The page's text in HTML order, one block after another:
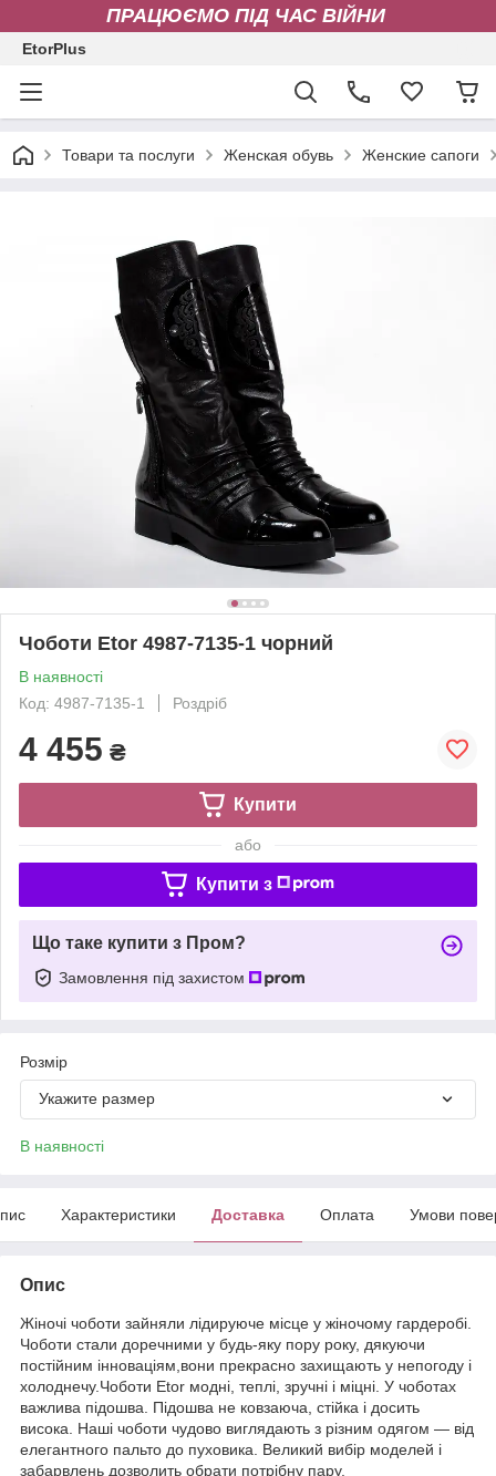
ПРАЦЮЄМО ПІД ЧАС ВІЙНИ
EtorPlus
Товари та послуги Женская обувь Женские сапоги
Чоботи Etor 4987-7135-1 чорний
В наявності
Код: 4987-7135-1
Роздріб
4 455 ₴
Купити
або
Купити з
Що таке купити з Пром?
Замовлення під захистом
Розмір
Укажите размер
В наявності
Характеристики Доставка Оплата Умови
Опис
Жіночі чоботи зайняли лідируюче місце у жіночому гардеробі.
Чоботи стали доречними у будь-яку пору року, дякуючи
постійним інноваціям,вони прекрасно захищають у непогоду і
холоднечу.Чоботи Etor модні, теплі, зручні і міцні. У чоботах
важлива підошва. Підошва не ковзаюча, стійка і досить
висока. Наші чоботи чудово виглядають з різним одягом — від
елегантного пальто до пуховика. Великий вибір моделей і
забарвлень дозволить обрати потрібну пару.